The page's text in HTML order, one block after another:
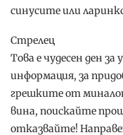
синусите или
Стрелец
Това е чудесен ден за
информация, за
грешките от
вина, поискайте
отказвайте!